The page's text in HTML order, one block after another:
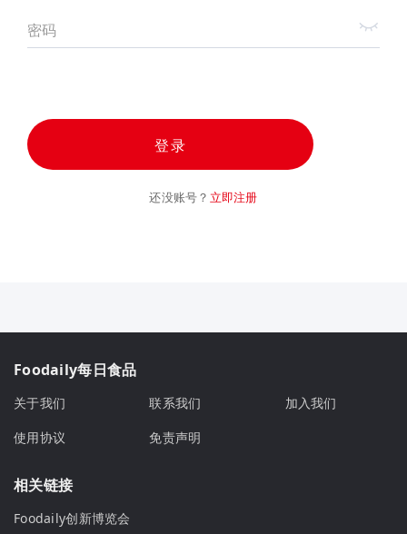
密码
登录
还没账号？ 立即注册
Foodaily每日食品
关于我们 联系我们
加入我们
使用协议
免责声明
相关链接
Foodaily创新博览会